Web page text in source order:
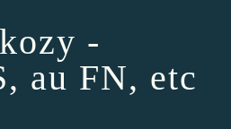
-
au FN, etc